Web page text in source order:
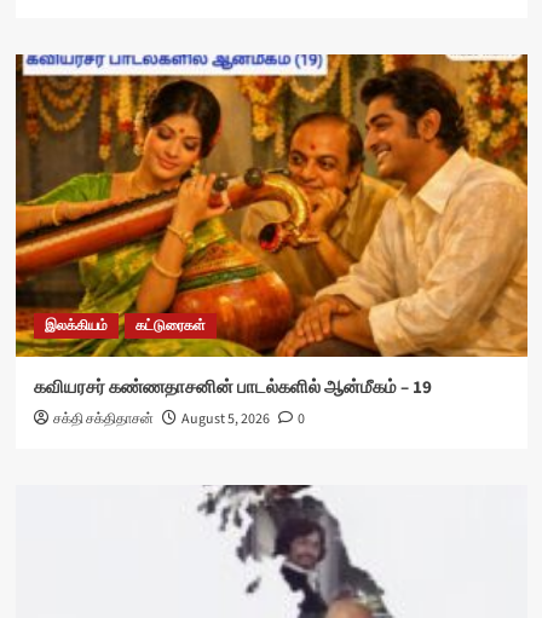
இலக்கியம் கட்டுரைகள்
கவியரசர் கண்ணதாசனின் பாடல்களில் ஆன்மீகம் – 19
சக்தி சக்திதாசன் August 5, 2026 0